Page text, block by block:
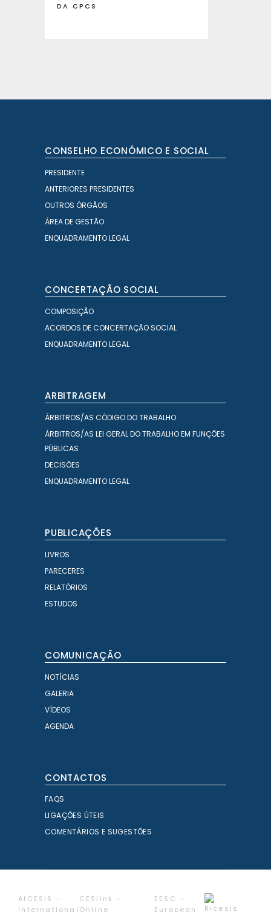
DA CPCS
CONSELHO ECONÓMICO E SOCIAL
PRESIDENTE
ANTERIORES PRESIDENTES
OUTROS ÓRGÃOS
ÁREA DE GESTÃO
ENQUADRAMENTO LEGAL
CONCERTAÇÃO SOCIAL
COMPOSIÇÃO
ACORDOS DE CONCERTAÇÃO SOCIAL
ENQUADRAMENTO LEGAL
ARBITRAGEM
ÁRBITROS/AS CÓDIGO DO TRABALHO
ÁRBITROS/AS LEI GERAL DO TRABALHO EM FUNÇÕES
PÚBLICAS
DECISÕES
ENQUADRAMENTO LEGAL
PUBLICAÇÕES
LIVROS
PARECERES
RELATÓRIOS
ESTUDOS
COMUNICAÇÃO
NOTÍCIAS
GALERIA
VÍDEOS
AGENDA
CONTACTOS
FAQS
LIGAÇÕES ÚTEIS
COMENTÁRIOS E SUGESTÕES
AICESIS –
International
CESlink –
Online
EESC –
European